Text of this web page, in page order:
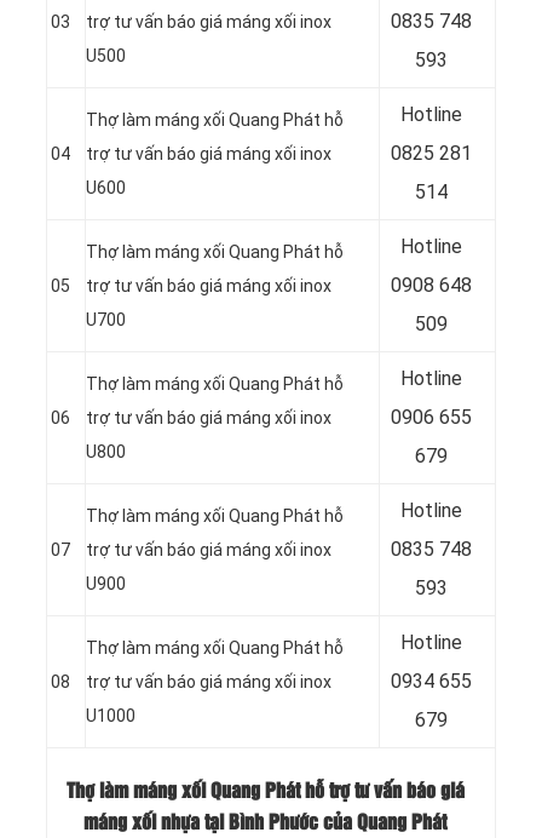
03
trợ tư vấn báo giá máng xối inox
U500
0835 748
593
04
Thợ làm máng xối Quang Phát hỗ
trợ tư vấn báo giá máng xối inox
U600
Hotline
0825 281
514
05
Thợ làm máng xối Quang Phát hỗ
trợ tư vấn báo giá máng xối inox
U700
Hotline
0908 648
509
06
Thợ làm máng xối Quang Phát hỗ
trợ tư vấn báo giá máng xối inox
U800
Hotline
0906 655
679
07
Thợ làm máng xối Quang Phát hỗ
trợ tư vấn báo giá máng xối inox
U900
Hotline
0835 748
593
08
Thợ làm máng xối Quang Phát hỗ
trợ tư vấn báo giá máng xối inox
U1000
Hotline
0934 655
679
Thợ làm máng xối Quang Phát hỗ trợ tư vấn báo giá
máng xối nhựa tại Bình Phước của Quang Phát